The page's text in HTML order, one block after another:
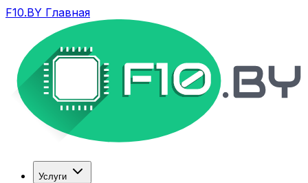
F10.BY Главная
Услуги